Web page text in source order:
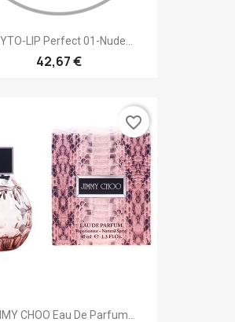
LIP Perfect 01-Nude...
42,67 €
CHOO Eau De Parfum...
favorite_border